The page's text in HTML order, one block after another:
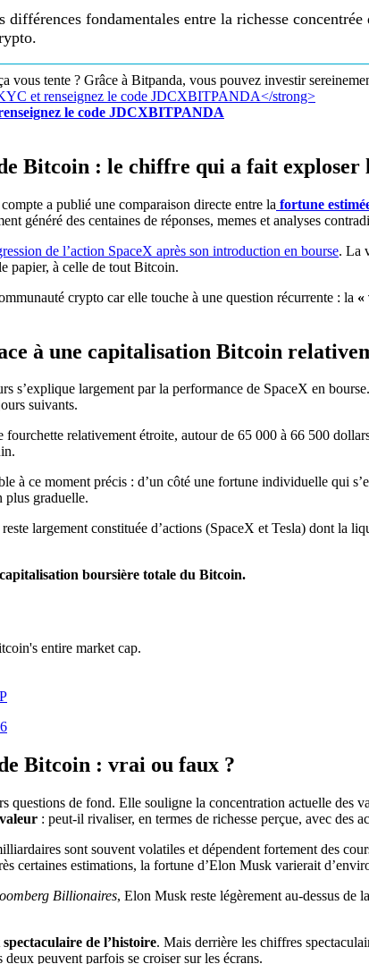
différences fondamentales entre la richesse
vous tente ? Grâce à Bitpanda, vous pouvez investir
le code JDCXBITPANDA
Bitcoin : le chiffre qui a fait exploser
a publié une comparaison directe entre la fortune
généré des centaines de réponses, memes et analyses
de l’action SpaceX après son introduction en bourse. La
papier, à celle de tout Bitcoin.
crypto car elle touche à une question récurrente : la «
à une capitalisation Bitcoin
s’explique largement par la performance de SpaceX en
suivants.
fourchette relativement étroite, autour de 65 000 à 66 500
à ce moment précis : d’un côté une fortune individuelle qui
plus graduelle.
largement constituée d’actions (SpaceX et Tesla) dont la
boursière totale du Bitcoin.
entire market cap.
Bitcoin : vrai ou faux ?
questions de fond. Elle souligne la concentration actuelle des
: peut-il rivaliser, en termes de richesse perçue, avec des
sont souvent volatiles et dépendent fortement des
certaines estimations, la fortune d’Elon Musk varierait
Billionaires, Elon Musk reste légèrement au-dessus
spectaculaire de l’histoire. Mais derrière les chiffres
peuvent parfois se croiser sur les écrans.